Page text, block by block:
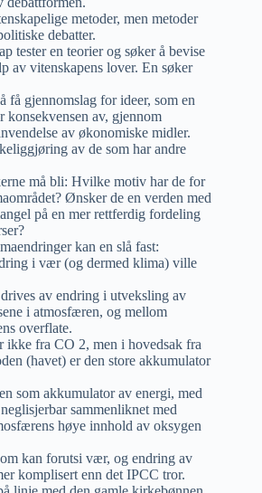
metoder, men metoder
debatter.
tester en teorier og søker å bevise
av vitenskapens lover. En søker
få gjennomslag for ideer, som en
av, gjennom
av økonomiske midler.
av de som har andre
må bli: Hvilke motiv har de for
Ønsker de en verden med
på en mer rettferdig fordeling
kan en slå fast:
i vær (og dermed klima) ville
av endring i utveksling av
i atmosfæren, og mellom
overflate.
ikke fra CO 2, men i hovedsak fra
(havet) er den store akkumulator
som akkumulator av energi, med
sammenliknet med
høye innhold av oksygen
kan forutsi vær, og endring av
komplisert enn det IPCC tror.